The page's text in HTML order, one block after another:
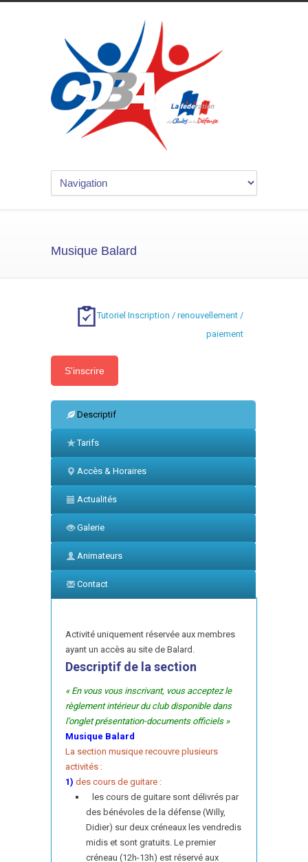
Musique Balard
Tutoriel Inscription / renouvellement /
paiement
Descriptif
Tarifs
Accès & Horaires
Actualités
Galerie
Animateurs
Contact
Activité uniquement réservée aux membres
ayant un accès au site de Balard.
Descriptif de la section
« En vous vous inscrivant, vous acceptez le
règlement intérieur du club disponible dans
l’onglet présentation-documents officiels »
Musique Balard
La section musique recouvre plusieurs
activités :
1) des cours de guitare :
les cours de guitare sont délivrés par
des bénévoles de la défense (Willy,
Didier) sur deux créneaux les vendredis
midis et sont gratuits. Le premier
créneau (12h-13h) est réservé aux